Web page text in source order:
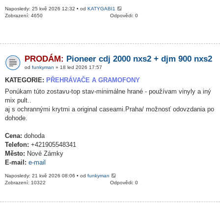
Naposledy: 25 kvě 2026 12:32 • od KATYGABI1
Odpovědi: 0
Zobrazení: 4650
PRODÁM: Pioneer cdj 2000 nxs2 + djm 900 nxs2
od funkyman » 18 led 2026 17:57
KATEGORIE: PŘEHRÁVAČE A GRAMOFONY
Ponúkam túto zostavu-top stav-minimálne hrané - používam vinyly a iný
mix pult..
aj s ochrannými krytmi a original caseami.Praha/ možnosť odovzdania po
dohode.
Cena: dohoda
Telefon: +421905548341
Město: Nové Zámky
E-mail: e-mail
Naposledy: 21 kvě 2026 08:06 • od funkyman
Odpovědi: 0
Zobrazení: 10322